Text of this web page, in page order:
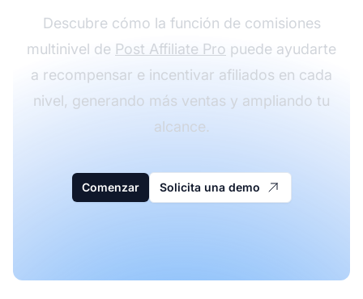
Descubre cómo la función de comisiones
multinivel de Post Affiliate Pro puede ayudarte
a recompensar e incentivar afiliados en cada
nivel, generando más ventas y ampliando tu
alcance.
Comenzar Solicita una demo